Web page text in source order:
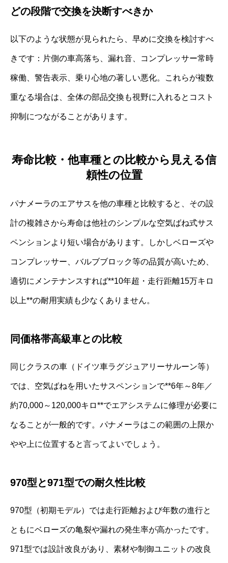
どの段階で交換を決断すべきか
以下のような状態が見られたら、早めに交換を検討すべ
きです：片側の車高落ち、漏れ音、コンプレッサー常時
稼働、警告表示、乗り心地の著しい悪化。これらが複数
重なる場合は、全体の部品交換も視野に入れるとコスト
抑制につながることがあります。
寿命比較・他車種との比較から見える信
頼性の位置
パナメーラのエアサスを他の車種と比較すると、その設
計の複雑さから寿命は他社のシンプルな空気ばね式サス
ペンションより短い場合があります。しかしベローズや
コンプレッサー、バルブブロック等の品質が高いため、
適切にメンテナンスすれば**10年超・走行距離15万キロ
以上**の耐用実績も少なくありません。
同価格帯高級車との比較
同じクラスの車（ドイツ車ラグジュアリーサルーン等）
では、空気ばねを用いたサスペンションで**6年～8年／
約70,000～120,000キロ**でエアシステムに修理が必要に
なることが一般的です。パナメーラはこの範囲の上限か
やや上に位置すると言ってよいでしょう。
970型と971型での耐久性比較
970型（初期モデル）では走行距離および年数の進行と
ともにベローズの亀裂や漏れの発生率が高かったです。
971型では設計改良があり、素材や制御ユニットの改良